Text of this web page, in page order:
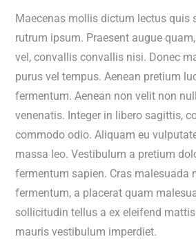
Maecenas mollis dictum lectus quis
rutrum ipsum. Praesent augue
vel, convallis convallis nisi. Donec
purus vel tempus. Aenean pretium
fermentum. Aenean non velit non
venenatis. Integer in libero sagittis,
commodo odio. Aliquam eu
massa leo. Vestibulum a pretium
fermentum sapien. Cras malesuada
fermentum, a placerat quam
sollicitudin tellus a ex eleifend
mauris vestibulum imperdiet.